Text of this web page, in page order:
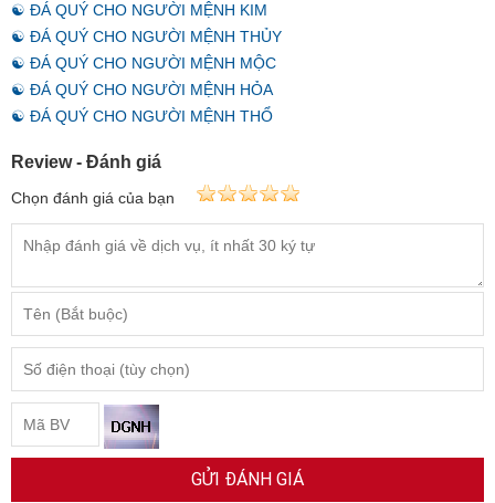
☯ ĐÁ QUÝ CHO NGƯỜI MỆNH KIM
☯ ĐÁ QUÝ CHO NGƯỜI MỆNH THỦY
☯ ĐÁ QUÝ CHO NGƯỜI MỆNH MỘC
☯ ĐÁ QUÝ CHO NGƯỜI MỆNH HỎA
☯ ĐÁ QUÝ CHO NGƯỜI MỆNH THỔ
Review - Đánh giá
Chọn đánh giá của bạn
GỬI ĐÁNH GIÁ